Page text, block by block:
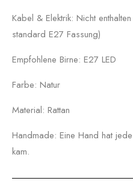
Kabel & Elektrik: Nicht
standard E27 Fassung)
Empfohlene Birne: E27 LED
Farbe: Natur
Material: Rattan
Handmade: Eine Hand hat
kam.